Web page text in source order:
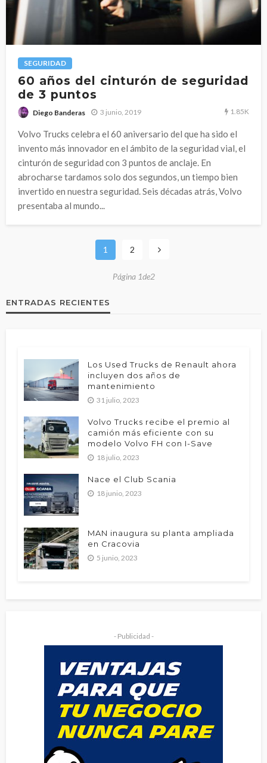
SEGURIDAD
60 años del cinturón de seguridad
de 3 puntos
Diego Banderas 3 junio, 2019 1.85K
Volvo Trucks celebra el 60 aniversario del que ha sido el
invento más innovador en el ámbito de la seguridad vial, el
cinturón de seguridad con 3 puntos de anclaje. En
abrocharse tardamos solo dos segundos, un tiempo bien
invertido en nuestra seguridad. Seis décadas atrás, Volvo
presentaba al mundo...
1 2
Página 1de2
ENTRADAS RECIENTES
Los Used Trucks de Renault ahora
incluyen dos años de
mantenimiento
31 julio, 2023
Volvo Trucks recibe el premio al
camión más eficiente con su
modelo Volvo FH con I-Save
18 julio, 2023
Nace el Club Scania
18 junio, 2023
MAN inaugura su planta ampliada
en Cracovia
5 junio, 2023
- Publicidad -